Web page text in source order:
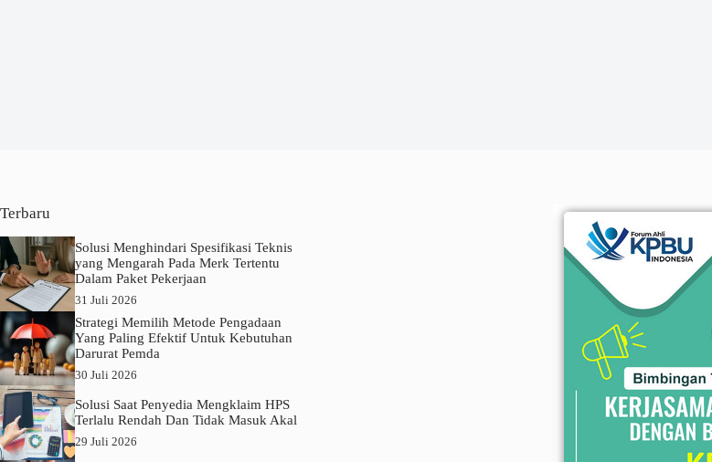
Terbaru
Solusi Menghindari Spesifikasi Teknis
yang Mengarah Pada Merk Tertentu
Dalam Paket Pekerjaan
31 Juli 2026
Strategi Memilih Metode Pengadaan
Yang Paling Efektif Untuk Kebutuhan
Darurat Pemda
30 Juli 2026
Solusi Saat Penyedia Mengklaim HPS
Terlalu Rendah Dan Tidak Masuk Akal
29 Juli 2026